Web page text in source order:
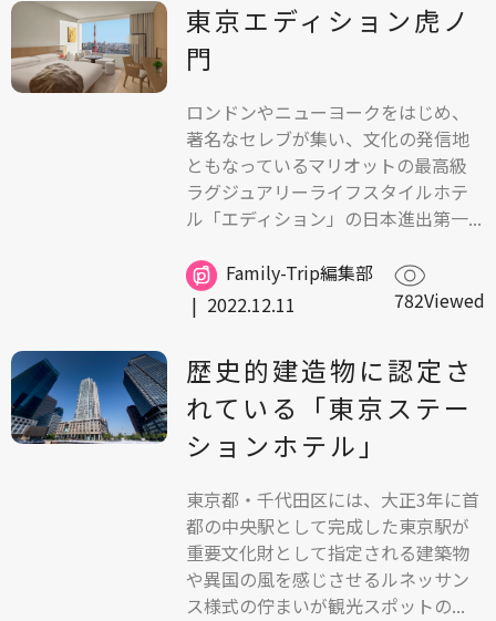
東京エディション虎ノ
門
ロンドンやニューヨークをはじめ、
著名なセレブが集い、文化の発信地
ともなっているマリオットの最高級
ラグジュアリーライフスタイルホテ
ル「エディション」の日本進出第一...
Family-Trip編集部
| 2022.12.11 782Viewed
歴史的建造物に認定さ
れている「東京ステー
ションホテル」
東京都・千代田区には、大正3年に首
都の中央駅として完成した東京駅が
重要文化財として指定される建築物
や異国の風を感じさせるルネッサン
ス様式の佇まいが観光スポットの...